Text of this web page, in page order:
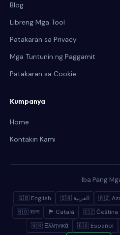
Blog
Libreng Mga Tool
Patakaran sa Privacy
Mga Tuntunin ng Paggamit
Patakaran sa Cookie
Kumpanya
Home
Kontakin Kami
Iba Pang
🇬🇧 English 🇸🇦 العربية 🇦🇿
🇧🇩 বাংলা
🏴 Català 🇨🇿 Čeština
🇬🇷 Ελληνικά
🇪🇸 Español